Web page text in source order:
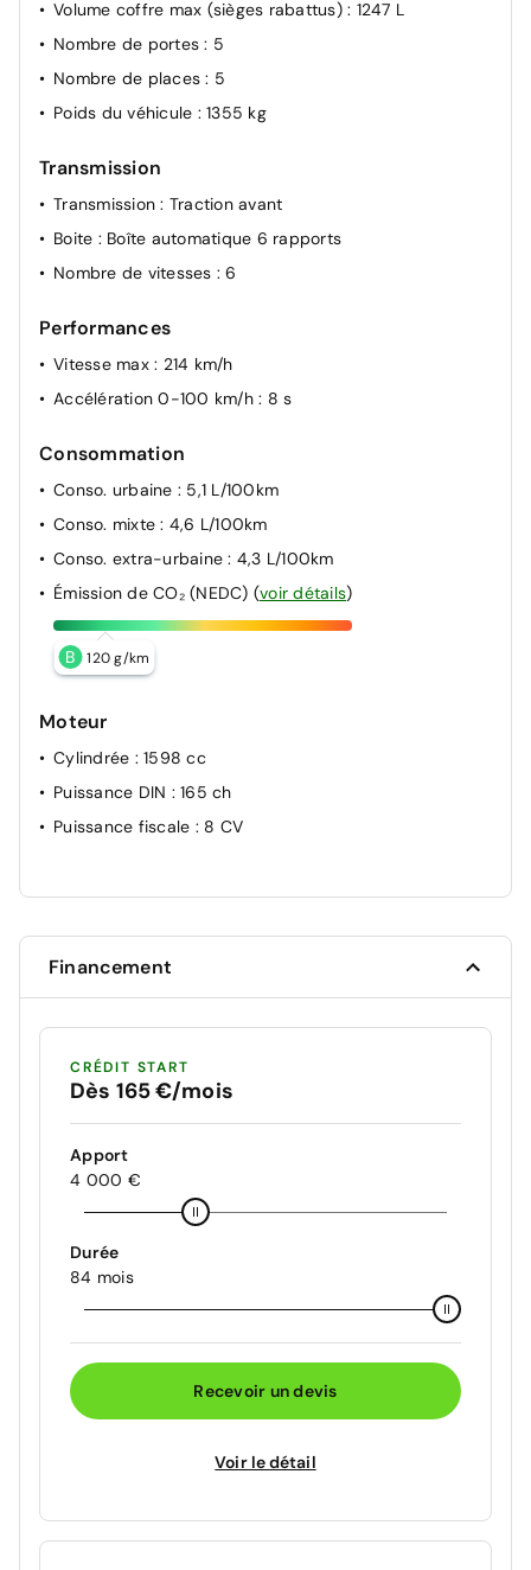
Volume coffre max (sièges rabattus) : 1247 L
Nombre de portes: 5
Nombre de places: 5
Poids du véhicule : 1355 kg
Transmission
Transmission: Traction avant
Boite : Boîte automatique 6 rapports
Nombre de vitesses : 6
Performances
Vitesse max : 214 km/h
Accélération 0-100 km/h : 8 s
Consommation
Conso. urbaine : 5,1 L/100km
Conso. mixte: 4,6 L/100km
Conso. extra-urbaine: 4,3 L/100km
Émission de CO₂ (NEDC) (voir détails)
B 120 g/km
Moteur
Cylindrée : 1598 cc
Puissance DIN : 165 ch
Puissance fiscale : 8 CV
Financement
CRÉDIT START
Dès 165 €/mois
Apport
4 000 €
Durée
84 mois
Recevoir un devis
Voir le détail